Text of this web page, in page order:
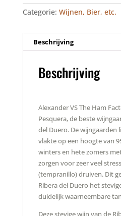
The
Ham
aantal
Categorie: Wijnen, Bier, etc.
Beschrijving
Beschrijving
Alexander VS The Ham
Pesquera, de beste
del Duero. De wijngaarden
vlakte op een hoogte van
winters en hete zomers
zorgen voor zeer veel
(tempranillo) druiven. Dit
Ribera del Duero het
duidelijk waarneembare